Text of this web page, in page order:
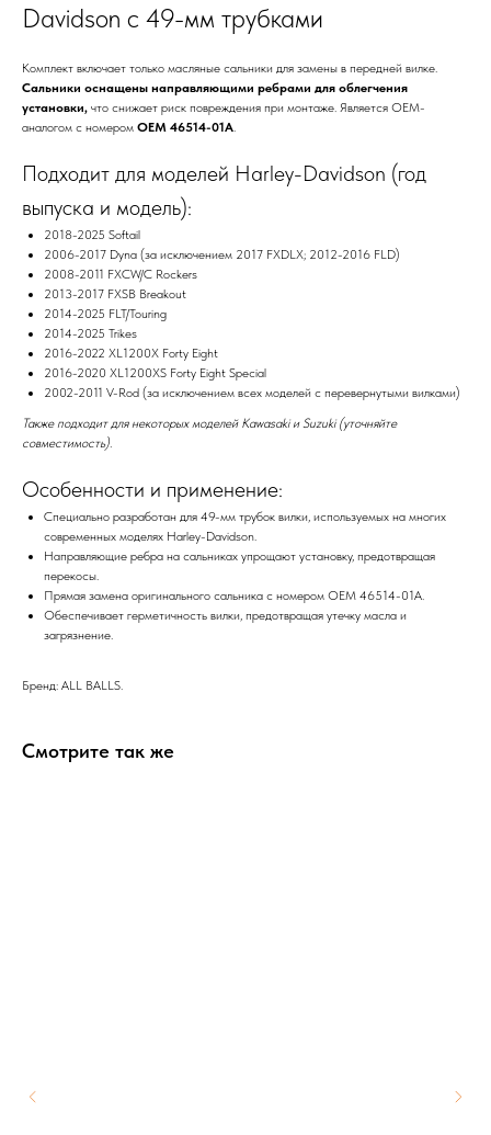
Davidson с 49-мм трубками
Комплект включает только масляные сальники для замены в передней вилке.
Сальники оснащены направляющими ребрами для облегчения
установки, что снижает риск повреждения при монтаже. Является OEM-
аналогом с номером OEM 46514-01A.
Подходит для моделей Harley-Davidson (год
выпуска и модель):
2018-2025 Softail
2006-2017 Dyna (за исключением 2017 FXDLX; 2012-2016 FLD)
2008-2011 FXCW/C Rockers
2013-2017 FXSB Breakout
2014-2025 FLT/Touring
2014-2025 Trikes
2016-2022 XL1200X Forty Eight
2016-2020 XL1200XS Forty Eight Special
2002-2011 V-Rod (за исключением всех моделей с перевернутыми вилками)
Также подходит для некоторых моделей Kawasaki и Suzuki (уточняйте
совместимость).
Особенности и применение:
Специально разработан для 49-мм трубок вилки, используемых на многих
современных моделях Harley-Davidson.
Направляющие ребра на сальниках упрощают установку, предотвращая
перекосы.
Прямая замена оригинального сальника с номером OEM 46514-01A.
Обеспечивает герметичность вилки, предотвращая утечку масла и
загрязнение.
Бренд: ALL BALLS.
Смотрите так же